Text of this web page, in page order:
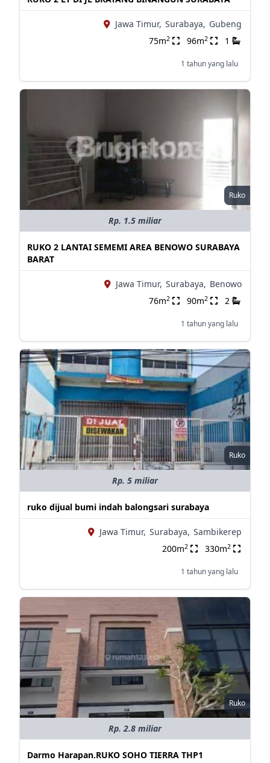
Jawa Timur, Surabaya, Gubeng
75m2 96m2 1
1 tahun yang lalu
Ruko
Rp. 1.5 miliar
RUKO 2 LANTAI SEMEMI AREA BENOWO SURABAYA
BARAT
Jawa Timur, Surabaya, Benowo
76m2 90m2 2
1 tahun yang lalu
Ruko
Rp. 5 miliar
ruko dijual bumi indah balongsari surabaya
Jawa Timur, Surabaya, Sambikerep
200m2 330m2
1 tahun yang lalu
Ruko
Rp. 2.8 miliar
Darmo Harapan.RUKO SOHO TIERRA THP1